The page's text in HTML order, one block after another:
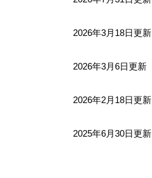
2026年3月18日更新
2026年3月6日更新
2026年2月18日更新
2025年6月30日更新